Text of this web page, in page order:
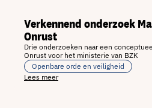
Verkennend onderzoek
Onrust
Drie onderzoeken naar een
Onrust voor het ministerie van BZK
Openbare orde en veiligheid
Lees meer